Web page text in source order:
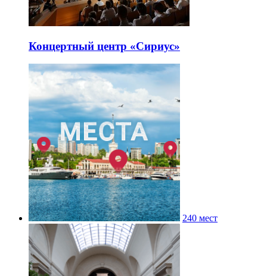
Концертный центр «Сириус»
240 мест